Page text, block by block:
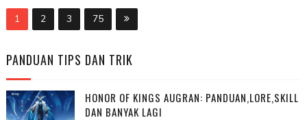
1 2 3 75
PANDUAN TIPS DAN TRIK
HONOR OF KINGS AUGRAN: PANDUAN,LORE,SKILL
DAN BANYAK LAGI